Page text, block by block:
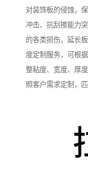
对装饰板的侵蚀，
冲击、抗刮擦能力
的各类损伤，延长
度定制服务，可根
整粘度、宽度、厚
照客户需求定制，